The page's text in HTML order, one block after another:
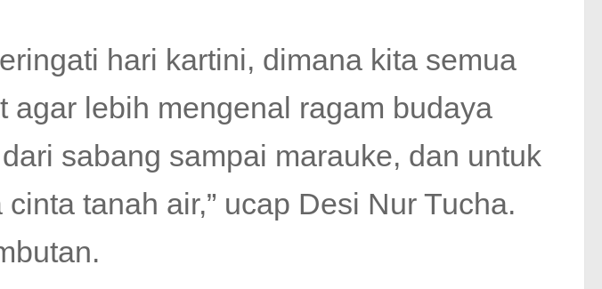
hari kartini, dimana kita semua
agar lebih mengenal ragam budaya
sabang sampai marauke, dan untuk
tanah air,” ucap Desi Nur Tucha.